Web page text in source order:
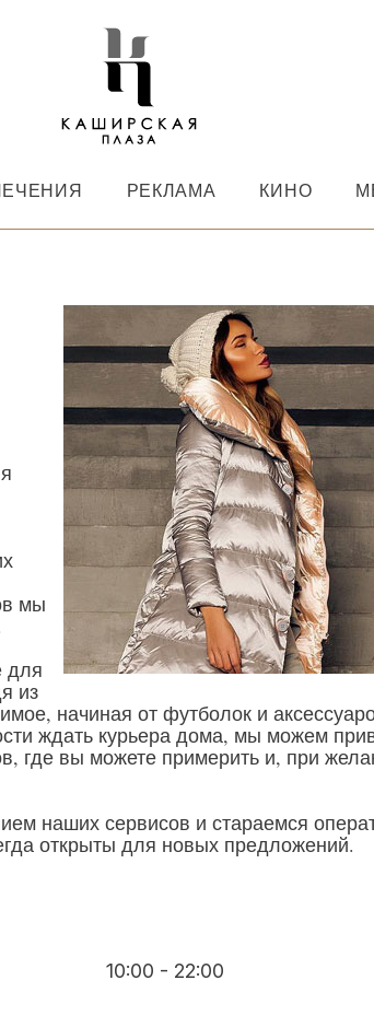
РЕКЛАМА КИНО
мы
для
из
начиная от футболок и
ждать курьера дома, мы можем
где вы можете примерить и, при
наших сервисов и стараемся
открыты для новых предложений.
10:00 - 22:00